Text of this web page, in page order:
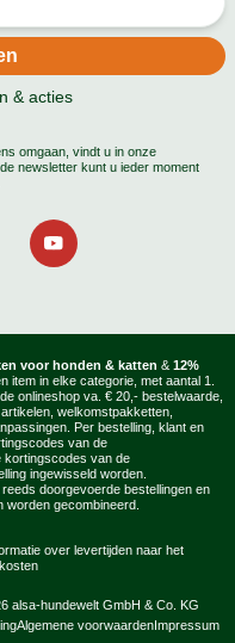
& acties
omgaan, vindt u in onze
newsletter kunt u ieder moment
voor honden & katten & 12%
item in elke categorie, met aantal 1.
onlineshop va. € 20,- bestelwaarde,
welkomstpakketten,
Per bestelling, klant en
van de
kortingscodes van de
ingewisseld worden.
doorgevoerde bestellingen en
gecombineerd.
over levertijden naar het
alsa-hundewelt GmbH & Co. KG
Algemene voorwaardenImpressum